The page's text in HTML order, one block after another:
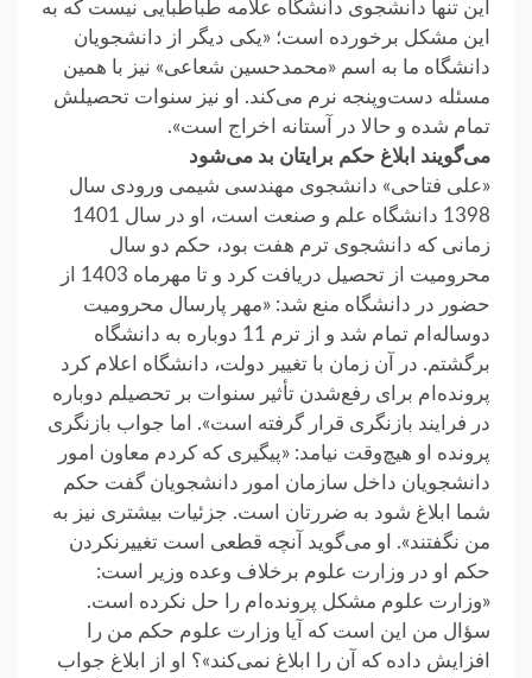
این تنها دانشجوی دانشگاه علامه طباطبایی نیست که به
این مشکل برخورده است؛ «یکی دیگر از دانشجویان
دانشگاه ما به اسم «محمدحسین شعاعی» نیز با همین
مسئله دست‌و‌پنجه نرم می‌کند. او نیز سنوات تحصیلش
تمام شده و حالا در آستانه اخراج است».
می‌گویند ابلاغ حکم برایتان بد می‌شود
«علی فتاحی» دانشجوی مهندسی شیمی ورودی سال
1398 دانشگاه علم و صنعت است، او در سال 1401
زمانی که دانشجوی ترم هفت بود، حکم دو سال
محرومیت از تحصیل دریافت کرد و تا مهرماه 1403 از
حضور در دانشگاه منع شد: «مهر پارسال محرومیت
دو‌ساله‌ام تمام شد و از ترم 11 دوباره به دانشگاه
برگشتم. در آن زمان با تغییر دولت، دانشگاه اعلام کرد
پرونده‌ام برای رفع‌شدن تأثیر سنوات بر تحصیلم دوباره
در فرایند بازنگری قرار گرفته است». اما جواب بازنگری
پرونده او هیچ‌وقت نیامد: «پیگیری که کردم معاون امور
دانشجویان داخل سازمان امور دانشجویان گفت حکم
شما ابلاغ شود به ضررتان است. جزئیات بیشتری نیز به
من نگفتند». او می‌گوید آنچه قطعی‌ است تغییر‌نکردن
حکم او در وزارت علوم برخلاف وعده وزیر است:
«وزارت علوم مشکل پرونده‌ام را حل نکرده است.
سؤال من این است که آیا وزارت علوم حکم من را
افزایش داده که آن را ابلاغ نمی‌کند»؟ او از ابلاغ جواب